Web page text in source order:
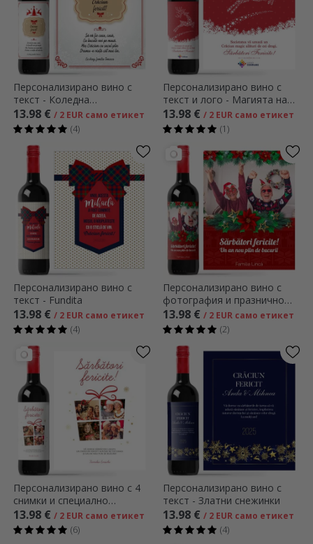
Персонализирано вино с
текст - Коледна
поздравителна картичка
13.98 € / 2 EUR само етикет
(4)
Персонализирано вино с
текст и лого - Магията на
Коледа
13.98 € / 2 EUR само етикет
(1)
Персонализирано вино с
текст - Fundita
13.98 € / 2 EUR само етикет
(4)
Персонализирано вино с
фотография и празнично
послание за баба и дядо
13.98 € / 2 EUR само етикет
(2)
Персонализирано вино с 4
снимки и специално
послание - Весели празници
13.98 € / 2 EUR само етикет
(6)
Персонализирано вино с
текст - Златни снежинки
13.98 € / 2 EUR само етикет
(4)